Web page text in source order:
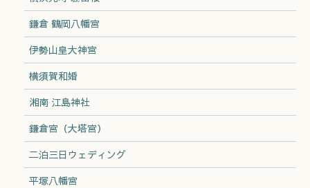
鎌倉 鶴岡八幡宮
伊勢山皇大神宮
横須賀和婚
湘南 江島神社
鎌倉宮（大塔宮）
二泊三日ウェディング
平塚八幡宮